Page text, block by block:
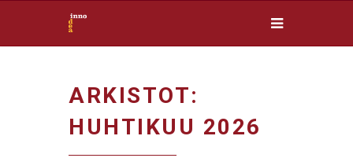
ARKISTOT:
HUHTIKUU 2026